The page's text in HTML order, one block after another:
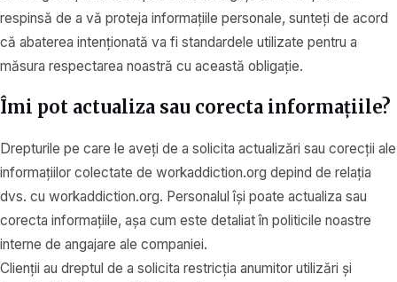
respinsă de a vă proteja informațiile personale, sunteți de acord
că abaterea intenționată va fi standardele utilizate pentru a
măsura respectarea noastră cu această obligație.
Îmi pot actualiza sau corecta informațiile?
Drepturile pe care le aveți de a solicita actualizări sau corecții ale
informațiilor colectate de workaddiction.org depind de relația
dvs. cu workaddiction.org. Personalul își poate actualiza sau
corecta informațiile, așa cum este detaliat în politicile noastre
interne de angajare ale companiei.
Clienții au dreptul de a solicita restricția anumitor utilizări și